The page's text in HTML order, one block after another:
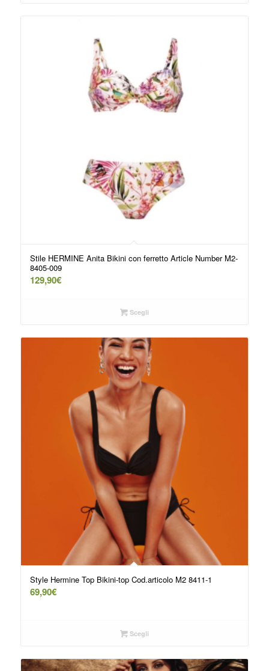
Stile HERMINE Anita Bikini con ferretto Article Number M2-
8405-009
129,90€
Scegli
Style Hermine Top Bikini-top Cod.articolo M2 8411-1
69,90€
Scegli